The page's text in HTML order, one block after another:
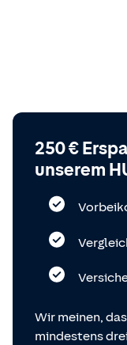
250 €
unserem
Wir meinen,
mindestens